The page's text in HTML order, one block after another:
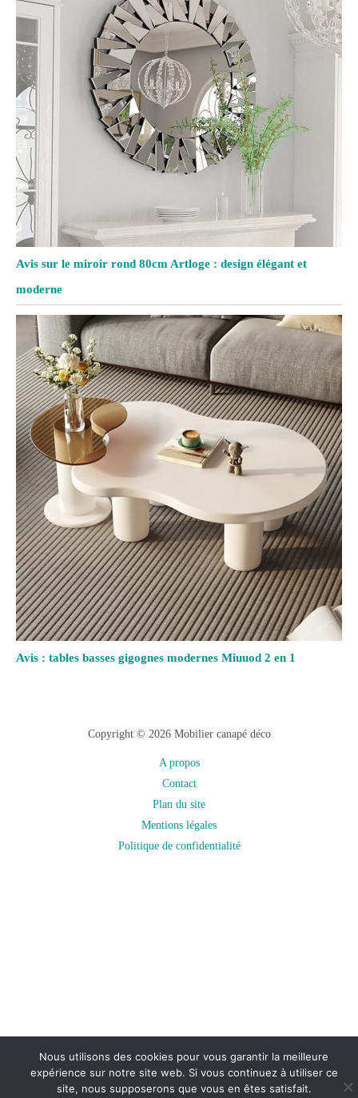
Avis sur le miroir rond 80cm Artloge : design élégant et
moderne
Avis : tables basses gigognes modernes Miuuod 2 en 1
Copyright © 2026 Mobilier canapé déco
A propos
Contact
Plan du site
Mentions légales
Politique de confidentialité
Nous utilisons des cookies pour vous garantir la meilleure
expérience sur notre site web. Si vous continuez à utiliser ce
site, nous supposerons que vous en êtes satisfait.